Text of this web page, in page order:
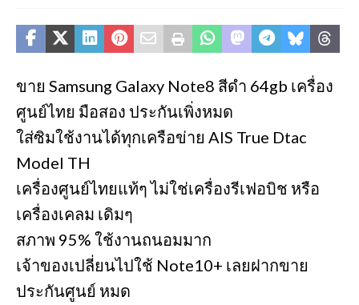
ขาย Samsung Galaxy Note8 สีดำ 64gb เครื่อง
ศูนย์ไทย มือสอง ประกันเพิ่งหมด
ใส่ซิมใช้งานได้ทุกเครือข่าย AIS True Dtac
Model TH
เครื่องศูนย์ไทยแท้ๆ ไม่ใช่เครื่องรีเฟอบิช หรือ
เครื่องเคลม เดิมๆ
สภาพ 95% ใช้งานถนอมมาก
เจ้าของเปลี่ยนไปใช้ Note10+ เลยฝากขาย
ประกันศูนย์ หมด